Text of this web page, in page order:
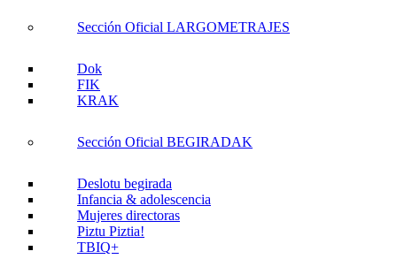
Sección Oficial LARGOMETRAJES
Dok
FIK
KRAK
Sección Oficial BEGIRADAK
Deslotu begirada
Infancia & adolescencia
Mujeres directoras
Piztu Piztia!
TBIQ+